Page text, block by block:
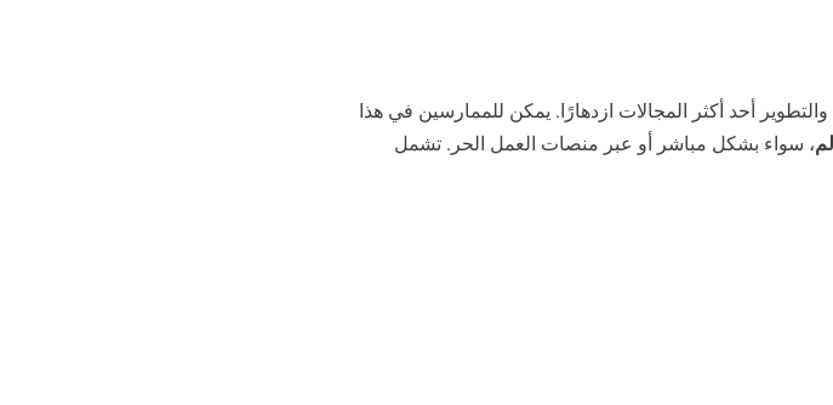
أحد أكثر المجالات ازدهارًا. يمكن للممارسين في هذا
، سواء بشكل مباشر أو عبر منصات العمل الحر. تشمل